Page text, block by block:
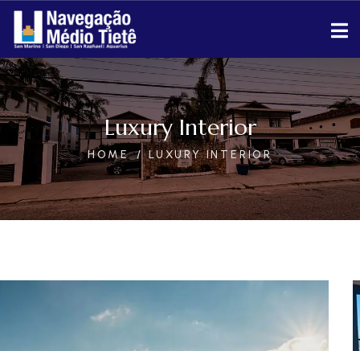
Luxury Interior
HOME LUXURY INTERIOR